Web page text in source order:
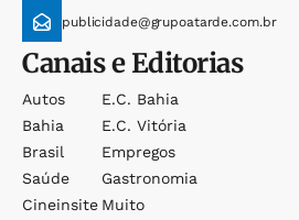
publicidade@grupoatarde.com.br
Canais e Editorias
Autos
Bahia
Brasil
Saúde
Cineinsite
E.c. Bahia
E.c. Vitória
Empregos
Gastronomia
Muito